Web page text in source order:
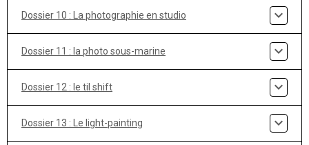
Dossier 10 : La photographie en studio
Dossier 11 : la photo sous-marine
Dossier 12 : le til shift
Dossier 13 : Le light-painting